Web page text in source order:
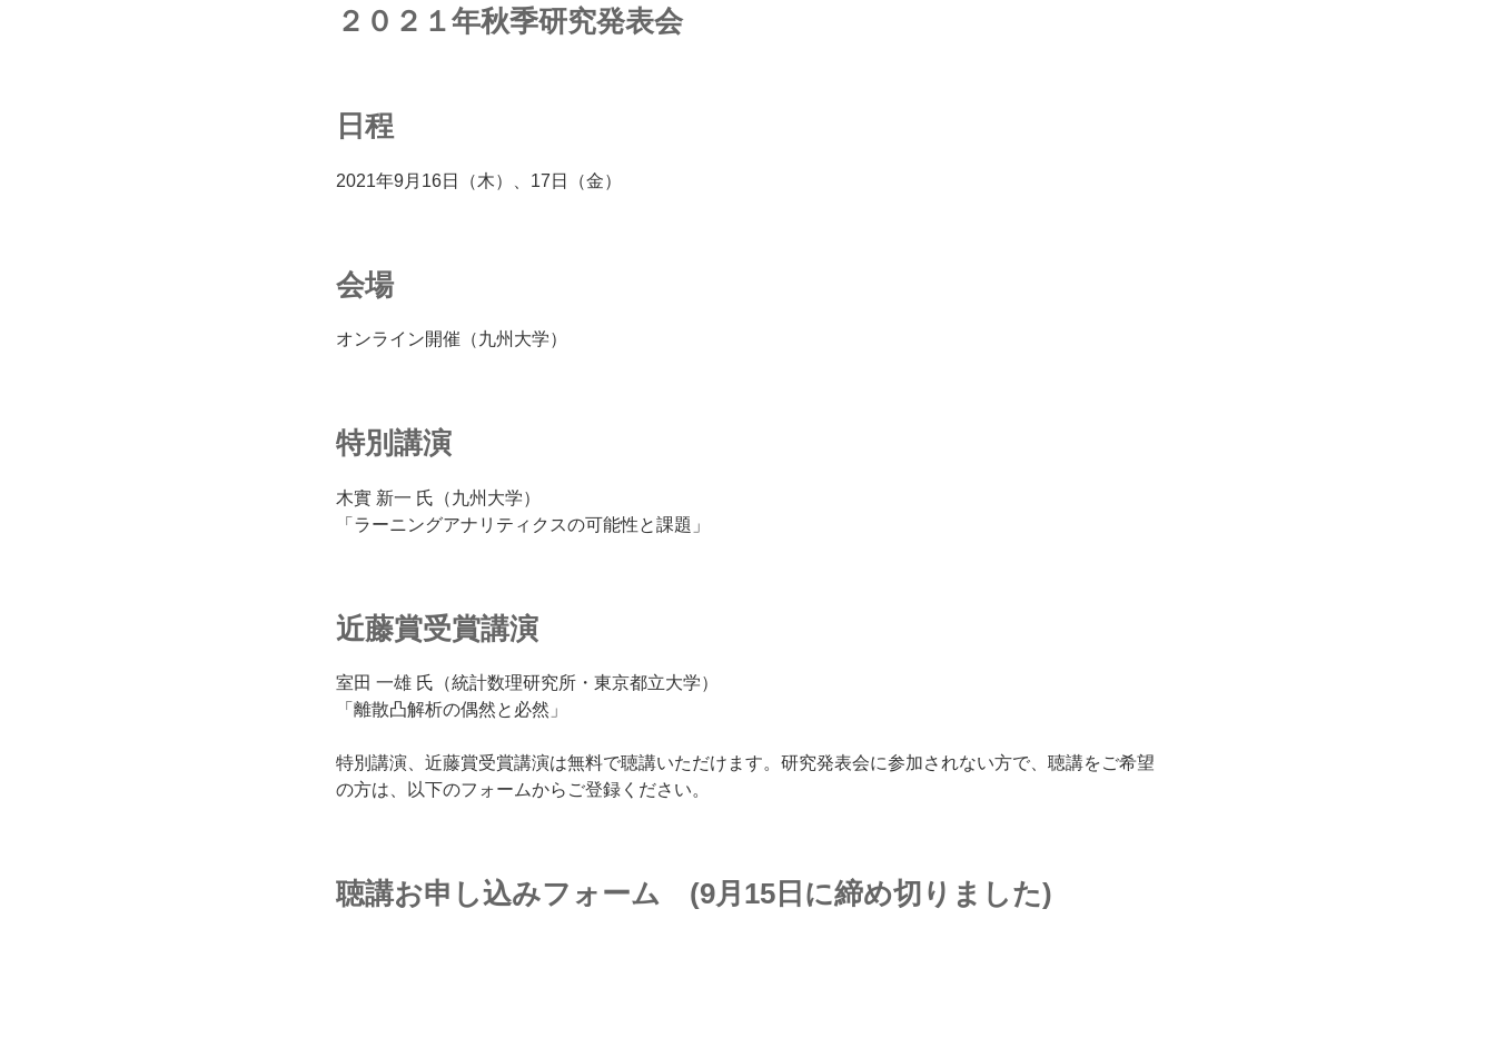
２０２１年秋季研究発表会
日程
2021年9月16日（木）、17日（金）
会場
オンライン開催（九州大学）
特別講演
木實 新一 氏（九州大学）
「ラーニングアナリティクスの可能性と課題」
近藤賞受賞講演
室田 一雄 氏（統計数理研究所・東京都立大学）
「離散凸解析の偶然と必然」
特別講演、近藤賞受賞講演は無料で聴講いただけます。研究発表会に参加されない方で、聴講をご希望
の方は、以下のフォームからご登録ください。
聴講お申し込みフォーム (9月15日に締め切りました)